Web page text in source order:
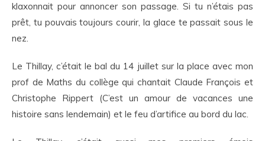
klaxonnait pour annoncer son passage. Si tu n’étais pas
prêt, tu pouvais toujours courir, la glace te passait sous le
nez.
Le Thillay, c’était le bal du 14 juillet sur la place avec mon
prof de Maths du collège qui chantait Claude François et
Christophe Rippert (C’est un amour de vacances une
histoire sans lendemain) et le feu d’artifice au bord du lac.